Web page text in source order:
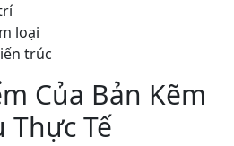
loại
trúc
Của Bản Kẽm
Thực Tế